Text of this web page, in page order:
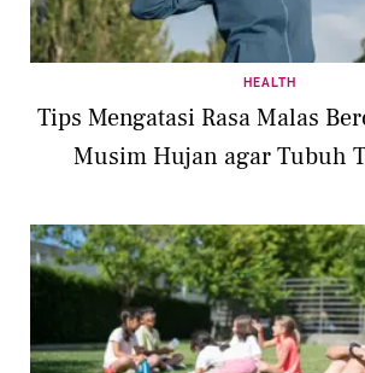
HEALTH
Tips Mengatasi Rasa Malas
Musim Hujan agar Tubuh